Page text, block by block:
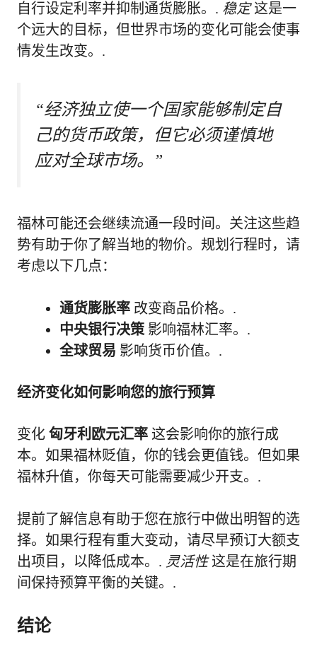
自行设定利率并抑制通货膨胀。. 稳定这是一
个远大的目标，但世界市场的变化可能会使事
情发生改变。.
“经济独立使一个国家能够制定自
己的货币政策，但它必须谨慎地
应对全球市场。”
福林可能还会继续流通一段时间。关注这些趋
势有助于你了解当地的物价。规划行程时，请
考虑以下几点：
通货膨胀率 改变商品价格。.
中央银行决策影响福林汇率。.
全球贸易 影响货币价值。.
经济变化如何影响您的旅行预算
变化 匈牙利欧元汇率 这会影响你的旅行成
本。如果福林贬值，你的钱会更值钱。但如果
福林升值，你每天可能需要减少开支。.
提前了解信息有助于您在旅行中做出明智的选
择。如果行程有重大变动，请尽早预订大额支
出项目，以降低成本。. 灵活性这是在旅行期
间保持预算平衡的关键。.
结论